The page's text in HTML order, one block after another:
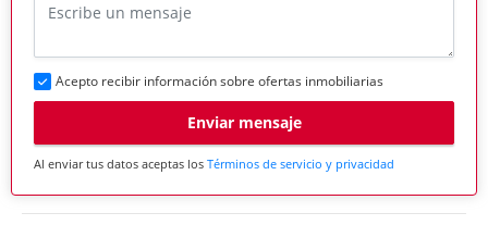
Acepto recibir información sobre ofertas inmobiliarias
Enviar mensaje
Al enviar tus datos aceptas los Términos de servicio y privacidad